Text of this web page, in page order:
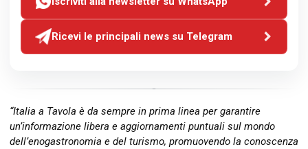
Ricevi le principali news su Telegram
“Italia a Tavola è da sempre in prima linea per garantire
un’informazione libera e aggiornamenti puntuali sul mondo
dell’enogastronomia e del turismo, promuovendo la conoscenza